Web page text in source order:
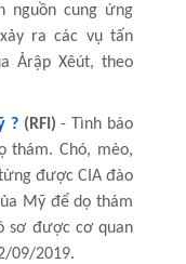
nguồn cung ứng
ra các vụ tấn
Ảrập Xêút, theo
?(RFI) - Tình báo
thám. Chó, mèo,
được CIA đào
Mỹ để dọ thám
sơ được cơ quan
09/2019.